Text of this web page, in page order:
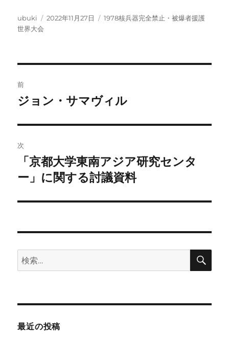
投
稿
ubuki
投
2022年11月27日
カ
1978核兵器完全禁止・被爆者援護
世界大会
稿
ビ
ゲ
ー
シ
ン
前
前
投
稿:
ジョン・サマヴィル
次
次
の
稿:
「京都大学東南アジア研究センタ
ー」に関する討議資料
検
索:
検
最近の投稿